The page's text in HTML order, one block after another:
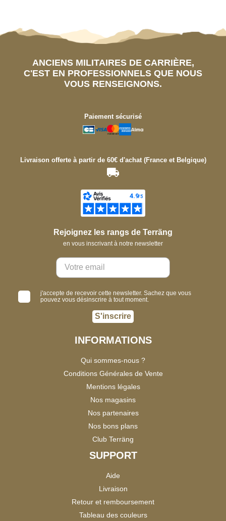
ANCIENS MILITAIRES DE CARRIÈRE,
C'EST EN PROFESSIONNELS QUE NOUS
VOUS RENSEIGNONS.
Paiement sécurisé
Livraison offerte à partir de 60€ d'achat (France et Belgique)
Rejoignez les rangs de Terräng
en vous inscrivant à notre newsletter
j'accepte de recevoir cette newsletter. Sachez que vous
pouvez vous désinscrire à tout moment.
S'inscrire
INFORMATIONS
Qui sommes-nous ?
Conditions Générales de Vente
Mentions légales
Nos magasins
Nos partenaires
Nos bons plans
Club Terräng
SUPPORT
Aide
Livraison
Retour et remboursement
Tableau des couleurs